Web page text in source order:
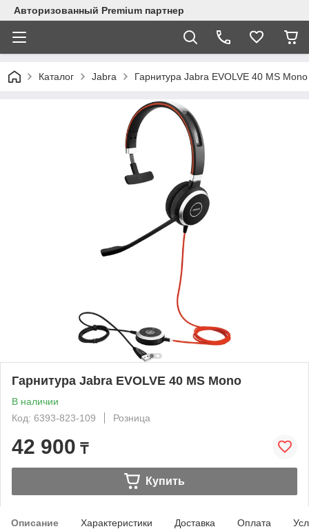
Авторизованный Premium партнер
Каталог Jabra Гарнитура Jabra EVOLVE 40 MS Mono
Гарнитура Jabra EVOLVE 40 MS Mono
В наличии
Код: 6393-823-109
Розница
42 900 ₸
Купить
Описание Характеристики Доставка Оплата